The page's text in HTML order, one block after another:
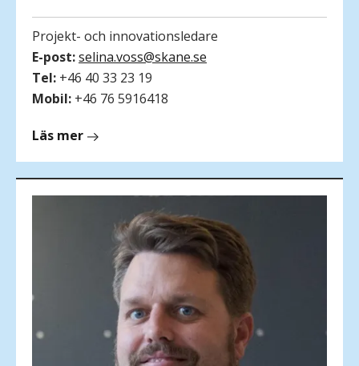
Projekt- och innovationsledare
E-post:selina.voss@skane.se
Tel: +46 40 33 23 19
Mobil: +46 76 5916418
Läs merom
Voss